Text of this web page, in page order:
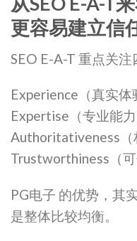
更容易建立信
SEO E-A-T 重点关注
Experience（真实体
Expertise（专业能力
Authoritativeness（
Trustworthiness（可
PG电子 的优势，其
是整体比较均衡。